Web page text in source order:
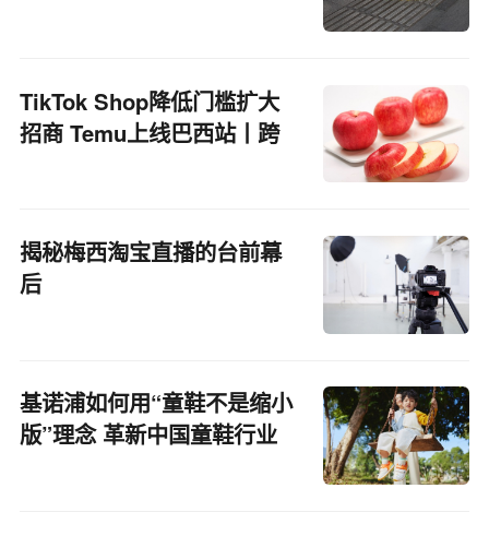
TikTok Shop降低门槛扩大
招商 Temu上线巴西站丨跨
揭秘梅西淘宝直播的台前幕
后
基诺浦如何用“童鞋不是缩小
版”理念 革新中国童鞋行业